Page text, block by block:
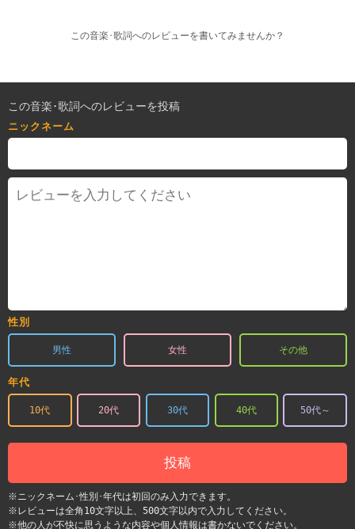
この音楽･歌詞へのレビューを書いてみませんか？
この音楽･歌詞へのレビューを投稿
ニックネーム
性別
男性 女性 その他
年代
10代 20代 30代 40代 50代～
投稿
※ニックネーム･性別･年代は初回のみ入力できます。
※レビューは全角10文字以上、500文字以内で入力してください。
※他の人が不快に思うような内容や個人情報は書かないでください。